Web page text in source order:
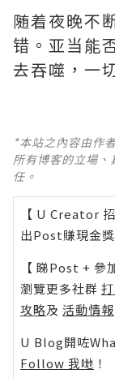
随着夜晚不
错。亚当能
去吞噬，一
*本站之內容由作
所有博客的立場
任。
【 U Creator 招
出Post賺現金
【 睇Post + 參
瀏覽更多社群
攻略及 活動情報
U Blog開咗
Follow 我哋 ！